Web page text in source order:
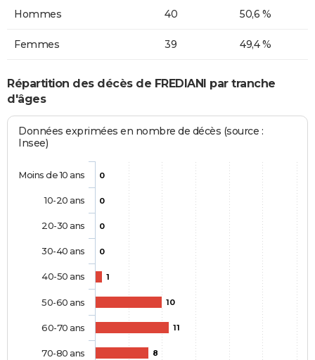
Hommes 40 50,6 %
Femmes 39 49,4 %
Répartition des décès de FREDIANI par tranche
d'âges
Données exprimées en nombre de décès (source :
Insee)
0
0
0
0
1
10
11
8
Moins de 10 ans
10-20 ans
20-30 ans
30-40 ans
40-50 ans
50-60 ans
60-70 ans
70-80 ans